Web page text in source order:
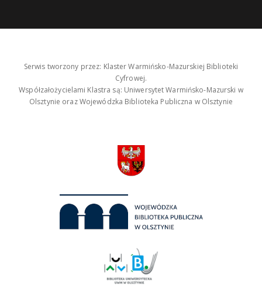
Serwis tworzony przez: Klaster Warmińsko-Mazurskiej Biblioteki
Cyfrowej.
Współzałożycielami Klastra są: Uniwersytet Warmińsko-Mazurski w
Olsztynie oraz Wojewódzka Biblioteka Publiczna w Olsztynie